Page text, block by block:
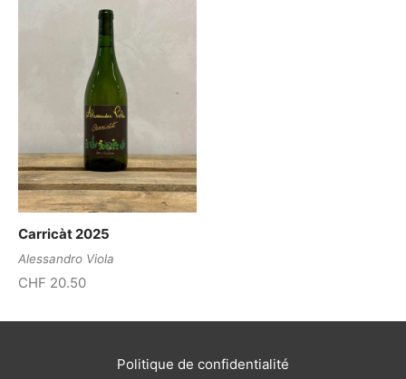
Carricàt 2025
Alessandro Viola
CHF 20.50
Politique de confidentialité